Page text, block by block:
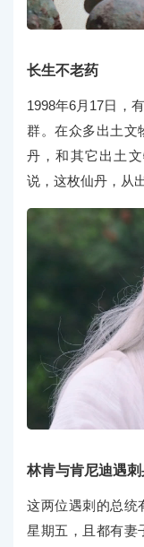
长生不老药
1998年6月17日，
群。在众多出土文
丹，和其它出土
说，这枚仙丹，从
林肯与肯尼迪遇
这两位遇刺的总统
星期五，且都有妻